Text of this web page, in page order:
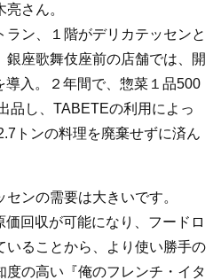
さん。
ラン、１階がデリカテッセンと
銀座歌舞伎座前の店舗では、開
導入。２年間で、惣菜１品500
品し、TABETEの利用によっ
トンの料理を廃棄せずに済ん
センの需要は大きいです。
回収が可能になり、フードロ
いることから、より使い勝手の
度の高い『俺のフレンチ・イタ